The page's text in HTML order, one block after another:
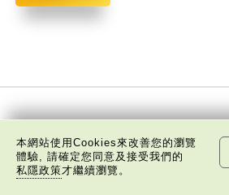
訂閱電子通訊
本網站使用Cookies來改善您的瀏覽
體驗, 請確定您同意及接受我們的
私隱政策才繼續瀏覽。